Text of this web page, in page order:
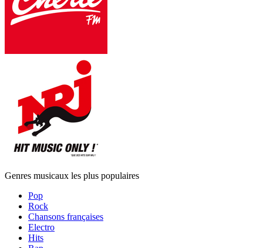
Genres musicaux les plus populaires
Pop
Rock
Chansons françaises
Electro
Hits